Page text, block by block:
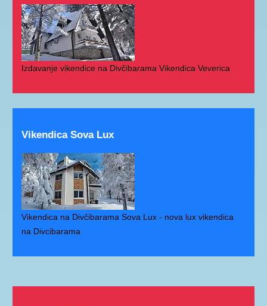
Izdavanje vikendice na Divčibarama Vikendica Veverica
Vikendica Sova Lux
Vikendica na Divčibarama Sova Lux - nova lux vikendica
na Divcibarama